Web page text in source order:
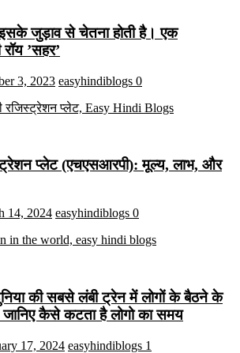
जुड़ाव से चेतना होती है। एक
’सहर’
3, 2023 easyhindiblogs 0
प्लेट (एचएसआरपी): मूल्य, लाभ, और
14, 2024 easyhindiblogs 0
की सबसे लंबी ट्रेन में लोगों के बैठने के
कैसे कटता है लोगो का समय
17, 2024 easyhindiblogs 1